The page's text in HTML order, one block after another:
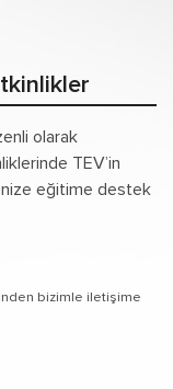
olarak
TEV’in
eğitime destek
bizimle iletişime